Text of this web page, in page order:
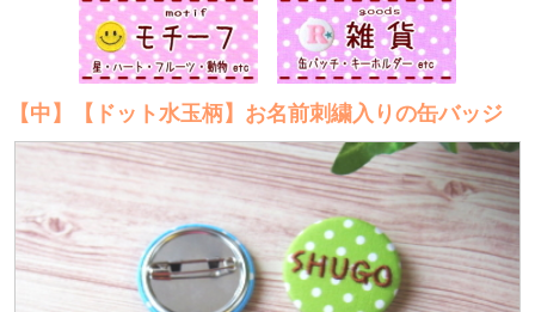
【中】【ドット水玉柄】お名前刺繍入りの缶バッジ